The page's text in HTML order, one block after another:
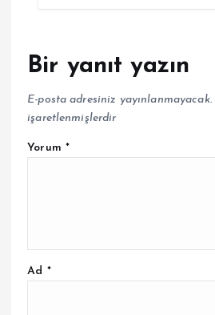
Bir yanıt yazın
E-posta adresiniz yayınlanmayacak.
işaretlenmişlerdir
Yorum *
Ad *